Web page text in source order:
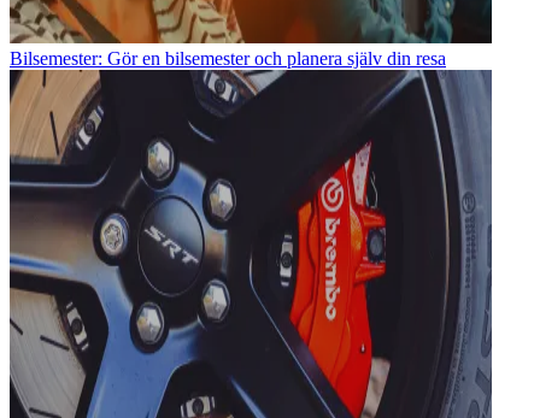
Bilsemester: Gör en bilsemester och planera själv din resa